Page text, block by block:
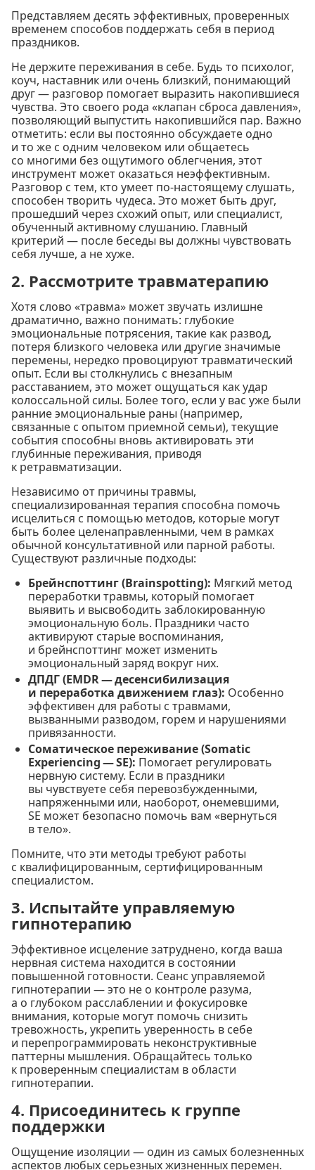
Представляем десять эффективных, проверенных
временем способов поддержать себя в период
праздников.
Не держите переживания в себе. Будь то психолог,
коуч, наставник или очень близкий, понимающий
друг — разговор помогает выразить накопившиеся
чувства. Это своего рода «клапан сброса давления»,
позволяющий выпустить накопившийся пар. Важно
отметить: если вы постоянно обсуждаете одно
и то же с одним человеком или общаетесь
со многими без ощутимого облегчения, этот
инструмент может оказаться неэффективным.
Разговор с тем, кто умеет по-настоящему слушать,
способен творить чудеса. Это может быть друг,
прошедший через схожий опыт, или специалист,
обученный активному слушанию. Главный
критерий — после беседы вы должны чувствовать
себя лучше, а не хуже.
2. Рассмотрите травматерапию
Хотя слово «травма» может звучать излишне
драматично, важно понимать: глубокие
эмоциональные потрясения, такие как развод,
потеря близкого человека или другие значимые
перемены, нередко провоцируют травматический
опыт. Если вы столкнулись с внезапным
расставанием, это может ощущаться как удар
колоссальной силы. Более того, если у вас уже были
ранние эмоциональные раны (например,
связанные с опытом приемной семьи), текущие
события способны вновь активировать эти
глубинные переживания, приводя
к ретравматизации.
Независимо от причины травмы,
специализированная терапия способна помочь
исцелиться с помощью методов, которые могут
быть более целенаправленными, чем в рамках
обычной консультативной или парной работы.
Существуют различные подходы:
Брейнспоттинг (Brainspotting): Мягкий метод
переработки травмы, который помогает
выявить и высвободить заблокированную
эмоциональную боль. Праздники часто
активируют старые воспоминания,
и брейнспоттинг может изменить
эмоциональный заряд вокруг них.
ДПДГ (EMDR — десенсибилизация
и переработка движением глаз): Особенно
эффективен для работы с травмами,
вызванными разводом, горем и нарушениями
привязанности.
Соматическое переживание (Somatic
Experiencing — SE): Помогает регулировать
нервную систему. Если в праздники
вы чувствуете себя перевозбужденными,
напряженными или, наоборот, онемевшими,
SE может безопасно помочь вам «вернуться
в тело».
Помните, что эти методы требуют работы
с квалифицированным, сертифицированным
специалистом.
3. Испытайте управляемую
гипнотерапию
Эффективное исцеление затруднено, когда ваша
нервная система находится в состоянии
повышенной готовности. Сеанс управляемой
гипнотерапии — это не о контроле разума,
а о глубоком расслаблении и фокусировке
внимания, которые могут помочь снизить
тревожность, укрепить уверенность в себе
и перепрограммировать неконструктивные
паттерны мышления. Обращайтесь только
к проверенным специалистам в области
гипнотерапии.
4. Присоединитесь к группе
поддержки
Ощущение изоляции — один из самых болезненных
аспектов любых серьезных жизненных перемен.